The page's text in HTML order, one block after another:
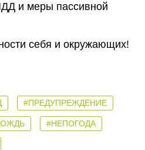
и меры пассивной
себя и окружающих!
#ПРЕДУПРЕЖДЕНИЕ
#НЕПОГОДА